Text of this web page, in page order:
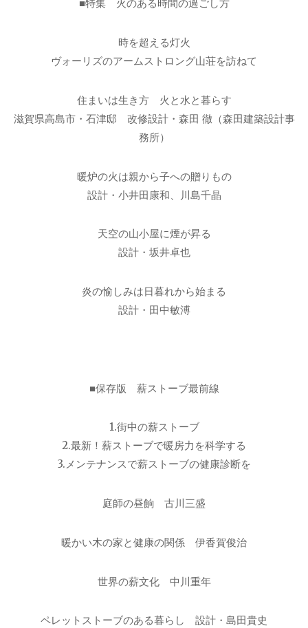
■特集 火のある時間の過ごし方
時を超える灯火
ヴォーリズのアームストロング山荘を訪ねて
住まいは生き方 火と水と暮らす
滋賀県高島市・石津邸 改修設計・森田 徹（森田建築設計事
務所）
暖炉の火は親から子への贈りもの
設計・小井田康和、川島千晶
天空の山小屋に煙が昇る
設計・坂井卓也
炎の愉しみは日暮れから始まる
設計・田中敏溥
■保存版 薪ストーブ最前線
1.街中の薪ストーブ
2.最新！薪ストーブで暖房力を科学する
3.メンテナンスで薪ストーブの健康診断を
庭師の昼餉 古川三盛
暖かい木の家と健康の関係 伊香賀俊治
世界の薪文化 中川重年
ペレットストーブのある暮らし 設計・島田貴史